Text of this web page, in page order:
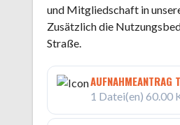
und Mitgliedschaft in
Zusätzlich die
Straße.
AUFNAHMEANTRAG
1 Datei(en) 60.00